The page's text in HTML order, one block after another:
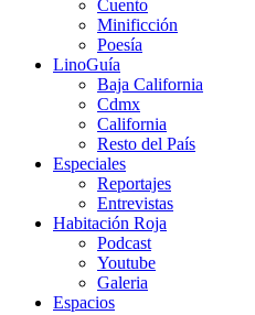
Cuento
Minificción
Poesía
LinoGuía
Baja California
Cdmx
California
Resto del País
Especiales
Reportajes
Entrevistas
Habitación Roja
Podcast
Youtube
Galeria
Espacios